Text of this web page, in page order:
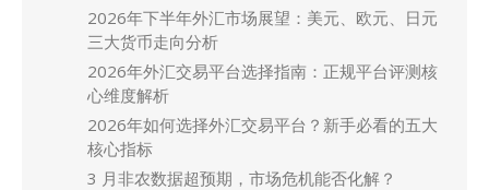
2026年下半年外汇市场展望：美元、欧元、日元
三大货币走向分析
2026年外汇交易平台选择指南：正规平台评测核
心维度解析
2026年如何选择外汇交易平台？新手必看的五大
核心指标
3 月非农数据超预期，市场危机能否化解？